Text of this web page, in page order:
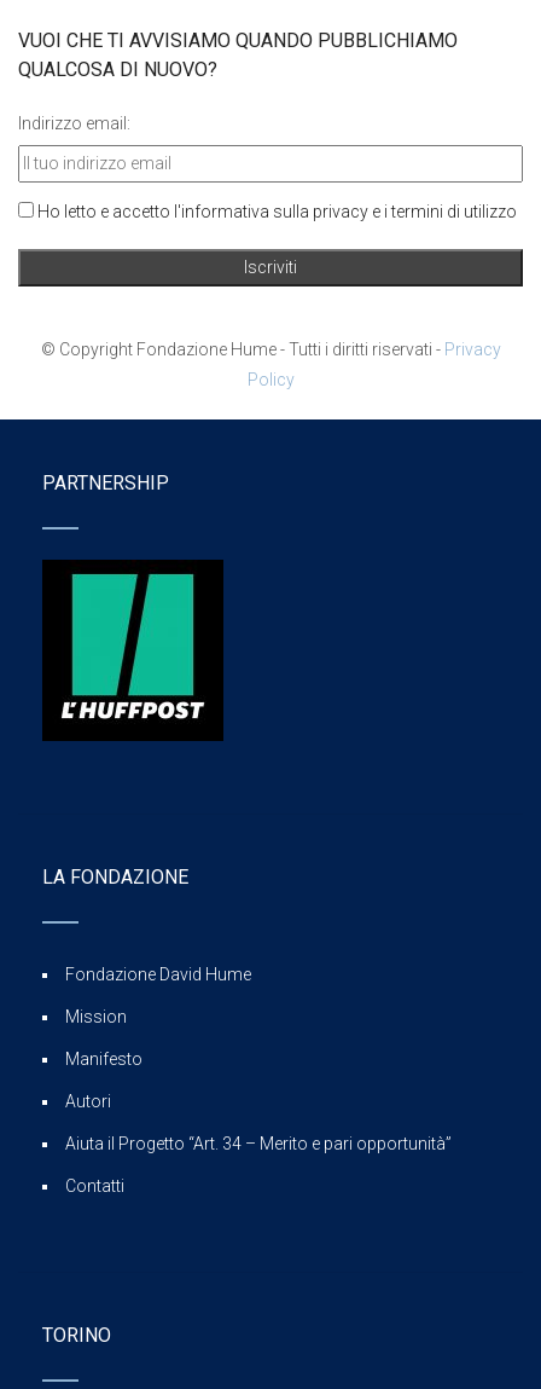
VUOI CHE TI AVVISIAMO QUANDO PUBBLICHIAMO
QUALCOSA DI NUOVO?
Indirizzo email:
Ho letto e accetto l'informativa sulla privacy e i termini di utilizzo
© Copyright Fondazione Hume - Tutti i diritti riservati - Privacy
Policy
PARTNERSHIP
LA FONDAZIONE
Fondazione David Hume
Mission
Manifesto
Autori
Aiuta il Progetto “Art. 34 – Merito e pari opportunità”
Contatti
TORINO